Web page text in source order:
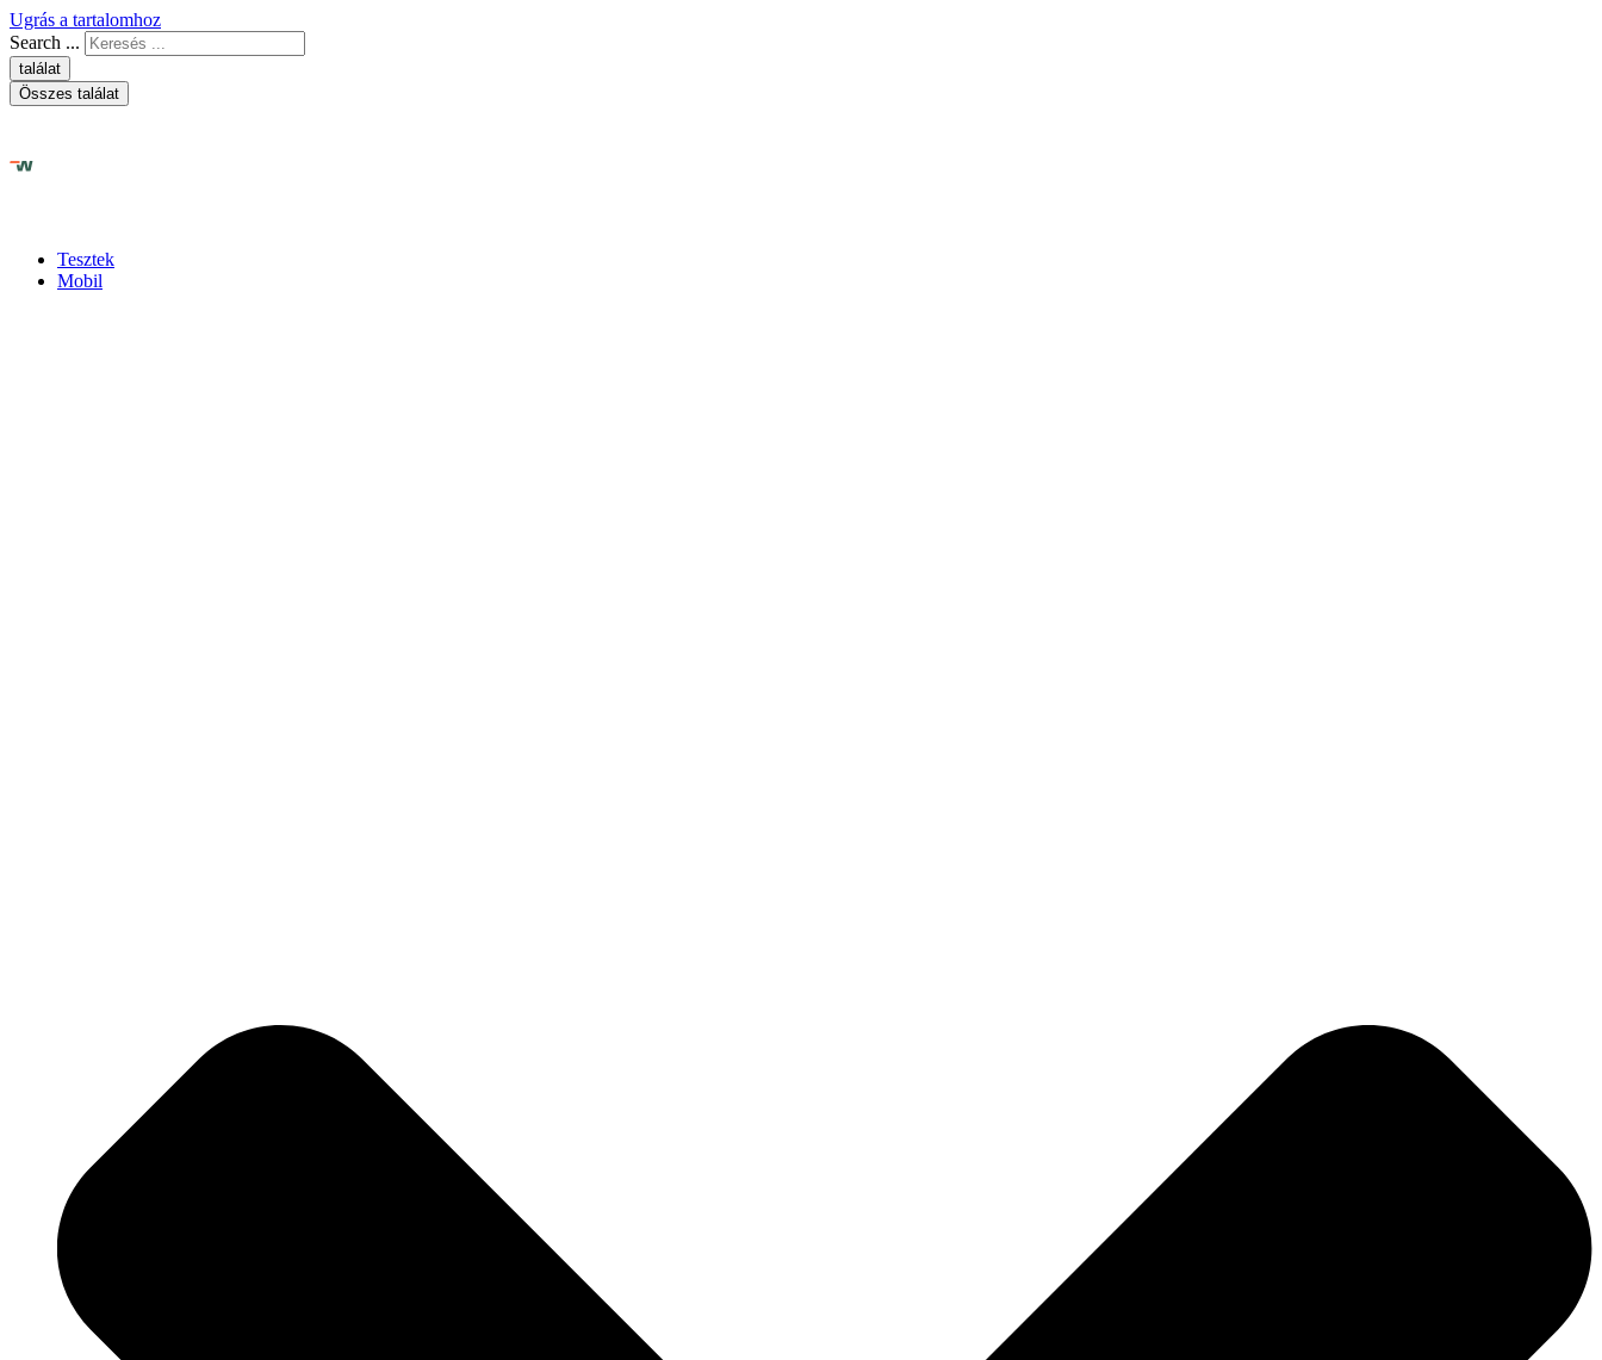
Ugrás a tartalomhoz
Search ...
találat
Összes találat
Tesztek
Mobil